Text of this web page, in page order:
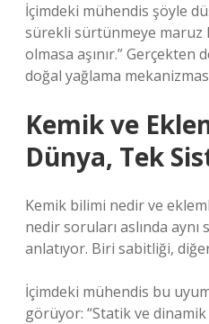
İçimdeki mühendis şöyle
sürekli sürtünmeye maruz
olmasa aşınır.” Gerçekten
doğal yağlama
Kemik ve
Dünya, Tek
Kemik bilimi nedir ve
nedir soruları aslında
anlatıyor. Biri sabitliği,
İçimdeki mühendis bu
görüyor: “Statik ve